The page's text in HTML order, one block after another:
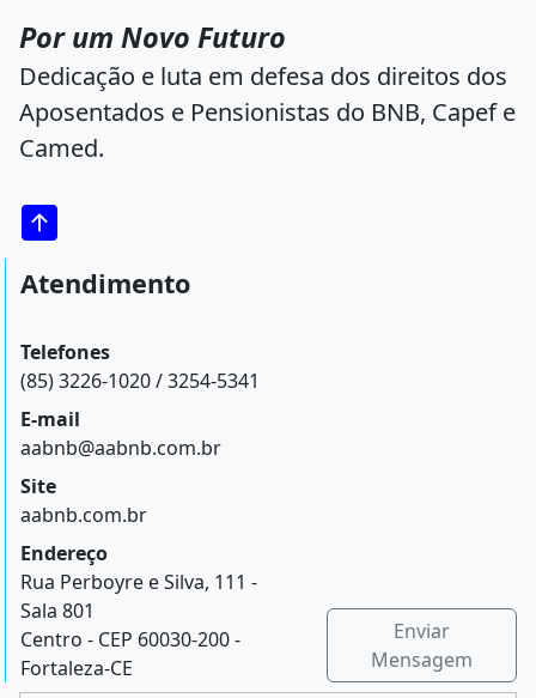
Por um Novo Futuro
Dedicação e luta em defesa dos direitos dos
Aposentados e Pensionistas do BNB, Capef e
Camed.
Atendimento
Telefones
(85) 3226-1020 / 3254-5341
E-mail
aabnb@aabnb.com.br
Site
aabnb.com.br
Endereço
Rua Perboyre e Silva, 111 -
Sala 801
Centro - CEP 60030-200 -
Fortaleza-CE
Enviar
Mensagem